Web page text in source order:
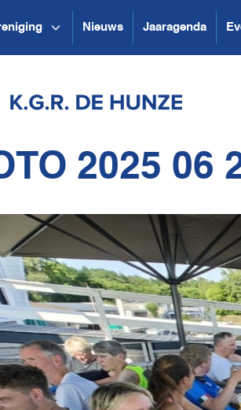
Nieuws Jaaragenda
2025 06